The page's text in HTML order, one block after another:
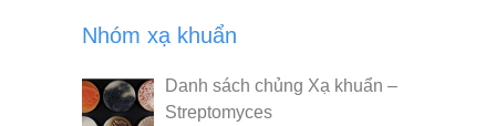
Nhóm xạ khuẩn
Danh sách chủng Xạ khuẩn –
Streptomyces